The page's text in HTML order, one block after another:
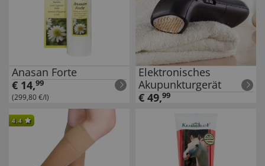
Anasan Forte
€ 14,99
(299,80 €/l)
Elektronisches
Akupunkturgerät
€ 49,99
4.4